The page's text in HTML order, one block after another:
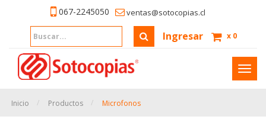
067-2245050 ventas@sotocopias.cl
Ingresar x 0
Inicio Productos Microfonos